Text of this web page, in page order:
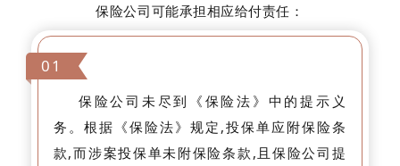
保险公司可能承担相应给付责任：
01
保险公司未尽到《保险法》中的提示义
务。根据《保险法》规定,投保单应附保险条
款,而涉案投保单未附保险条款,且保险公司提